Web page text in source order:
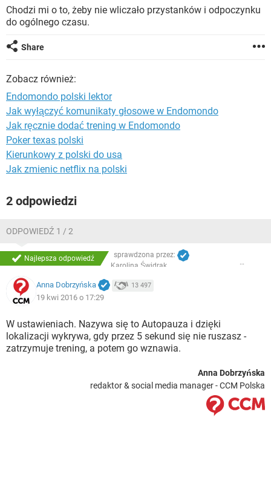
INSTAGRAM FACEBOOK
WINDOWS 10
Chodzi mi o to, żeby nie wliczało przystanków i odpoczynku
do ogólnego czasu.
Share
Zobacz również:
Endomondo polski lektor
Jak wyłączyć komunikaty głosowe w Endomondo
Jak ręcznie dodać trening w Endomondo
Poker texas polski
Kierunkowy z polski do usa
Jak zmienic netflix na polski
2 odpowiedzi
ODPOWIEDŹ 1 / 2
Najlepsza odpowiedź
sprawdzona przez:
Karolina Świdrak
Anna Dobrzyńska 13 497
19 kwi 2016 o 17:29
W ustawieniach. Nazywa się to Autopauza i dzięki
lokalizacji wykrywa, gdy przez 5 sekund się nie ruszasz -
zatrzymuje trening, a potem go wznawia.
Anna Dobrzyńska
redaktor & social media manager - CCM Polska